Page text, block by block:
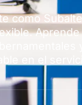
como